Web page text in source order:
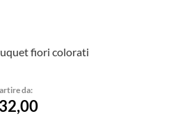
fiori colorati
da: